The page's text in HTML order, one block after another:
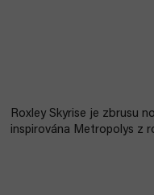
Roxley Skyrise je zbrusu
inspirována Metropolys z